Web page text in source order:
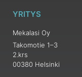
YRITYS
Mekalasi Oy
Takomotie 1–3
2.krs
00380 Helsinki